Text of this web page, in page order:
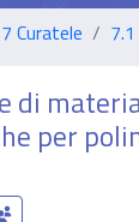
7 Curatele
di
per